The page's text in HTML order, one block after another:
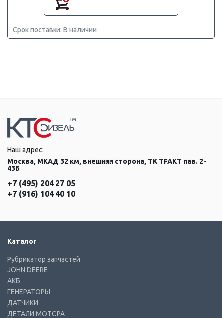
Срок поставки: В наличии
Наш адрес:
Москва, МКАД 32 км, внешняя сторона, ТК ТРАКТ пав. 2-
43Б
+7 (495) 204 27 05
+7 (916) 104 40 10
Каталог
Рубрикатор запчастей
JOHN DEERE
АКБ
ГЕНЕРАТОРЫ
ДАТЧИКИ
ДЕТАЛИ МОТОРА